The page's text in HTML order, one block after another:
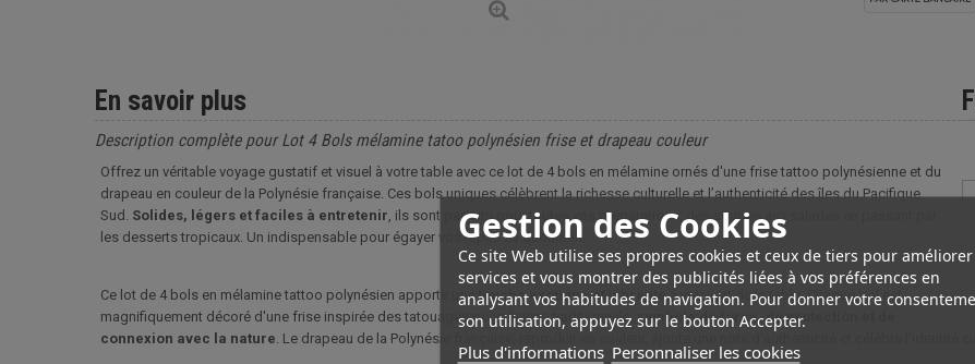
Gestion des Cookies
Ce site Web utilise ses propres cookies et ceux de tiers pour
services et vous montrer des publicités liées à vos préférences en
analysant vos habitudes de navigation. Pour donner votre
son utilisation, appuyez sur le bouton Accepter.
Plus d'informations Personnaliser les cookies
En savoir plus
Description complète pour Lot 4 Bols mélamine tatoo polynésien frise et drapeau couleur
Offrez un véritable voyage gustatif et visuel à votre table avec ce lot de 4 bols en mélamine ornés d'une frise tattoo polynésienne et du
drapeau en couleur de la Polynésie française. Ces bols uniques célèbrent la richesse culturelle et l’authenticité des îles du Pacifique
Sud. Solides, légers et faciles à entretenir, ils sont parfaits pour toutes vos préparations, des soupes aux salades en passant par
les desserts tropicaux. Un indispensable pour égayer vos repas au quotidien.
Ce lot de 4 bols en mélamine tattoo polynésien apporte unetouche exotique et vibranteà votre art de la table. Chaque bol est
magnifiquement décoré d'une frise inspirée des tatouages polynésiens traditionnels, symbole de force, de protection et de
connexion avec la nature. Le drapeau de la Polynésie française, reproduit en couleur, ajoute une note d’authenticité et célèbre l’identité